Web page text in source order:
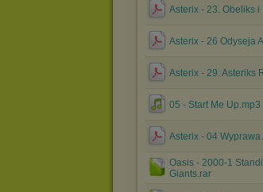
Asterix - 23. Obeliks i
Asterix - 26 Odyseja
Asterix - 29. Asteriks
05 - Start Me Up.mp3
Asterix - 04
Oasis - 2000-1
Giants.rar